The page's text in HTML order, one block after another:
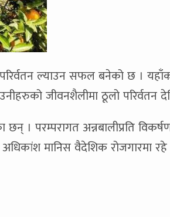
ल्याउन सफल बनेको छ ।
जीवनशैलीमा ठूलो परिर्वतन
। परम्परागत अन्नबालीप्रति
मानिस वैदेशिक रोजगारमा